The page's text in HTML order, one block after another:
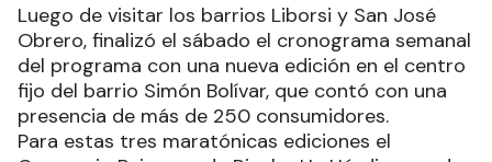
Luego de visitar los barrios Liborsi y San José
Obrero, finalizó el sábado el cronograma semanal
del programa con una nueva edición en el centro
fijo del barrio Simón Bolívar, que contó con una
presencia de más de 250 consumidores.
Para estas tres maratónicas ediciones el